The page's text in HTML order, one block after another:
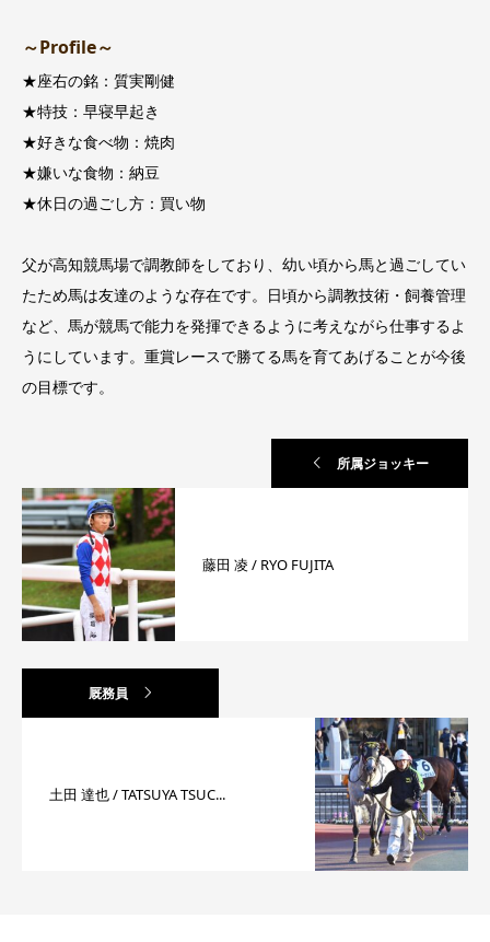
～Profile～
★座右の銘：質実剛健
★特技：早寝早起き
★好きな食べ物：焼肉
★嫌いな食物：納豆
★休日の過ごし方：買い物
父が高知競馬場で調教師をしており、幼い頃から馬と過ごしてい
たため馬は友達のような存在です。日頃から調教技術・飼養管理
など、馬が競馬で能力を発揮できるように考えながら仕事するよ
うにしています。重賞レースで勝てる馬を育てあげることが今後
の目標です。
所属ジョッキー
藤田 凌 / RYO FUJITA
厩務員
土田 達也 / TATSUYA TSUC...